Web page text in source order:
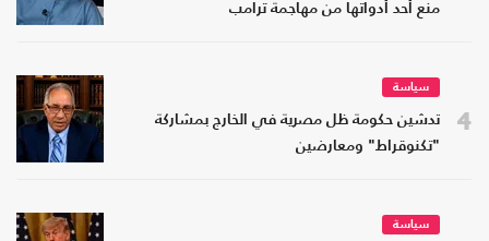
منع أحد أدواتها من مهاجمة ترامب
4
سياسة
تدشين حكومة ظل مصرية في الخارج بمشاركة
"تكنوقراط" ومعارضين
سياسة